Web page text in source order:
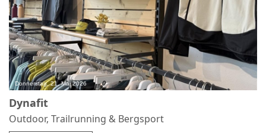
Donnerstag, 21. Mai 2026 0
Dynafit
Outdoor, Trailrunning & Bergsport